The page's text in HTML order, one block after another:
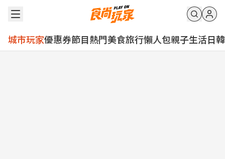
城市玩家優惠券節目熱門美食旅行懶人包親子生活日韓